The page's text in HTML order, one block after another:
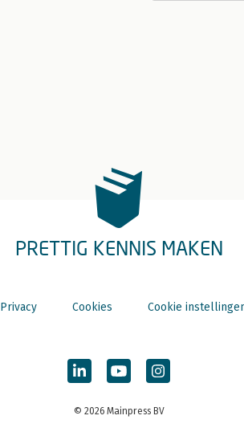
PRETTIG KENNIS MAKEN
Privacy Cookies Cookie
© 2026 Mainpress BV